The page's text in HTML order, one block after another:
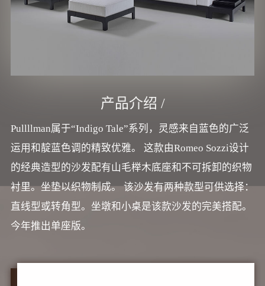
产品介绍 /
Pullllman属于“Indigo Tale”系列，灵感来自蓝色的广泛
运用和靛蓝色调的精致优雅。 这款由Romeo Sozzi设计
的经典造型的沙发配有山毛榉木底座和不可拆卸的织物
衬里。坐垫以织物制成。 该沙发有两种款型可供选择：
直线型或转角型。坐墩和小桌是该款沙发的完美搭配。
今年推出单座版。